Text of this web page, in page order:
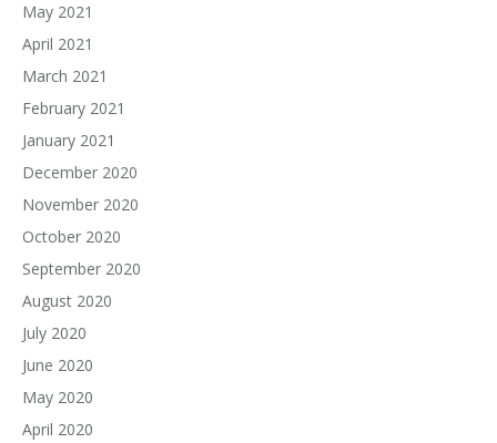
May 2021
April 2021
March 2021
February 2021
January 2021
December 2020
November 2020
October 2020
September 2020
August 2020
July 2020
June 2020
May 2020
April 2020